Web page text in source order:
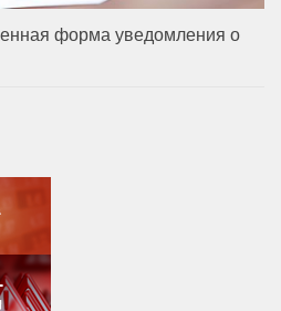
форма уведомления о